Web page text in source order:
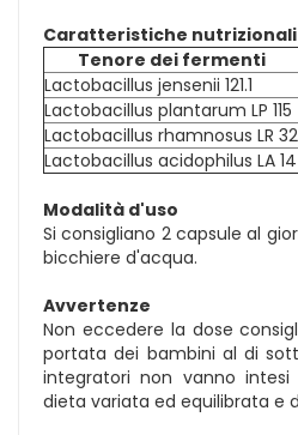
Caratteristiche nutrizionali
Tenore dei fermenti
Lactobacillus jensenii 121.1
Lactobacillus plantarum LP 115
Lactobacillus rhamnosus LR 32
Lactobacillus acidophilus LA 14
Modalità d'uso
Si consigliano 2 capsule al
bicchiere d'acqua.
Avvertenze
Non eccedere la dose
portata dei bambini al di
integratori non vanno
dieta variata ed equilibrata e